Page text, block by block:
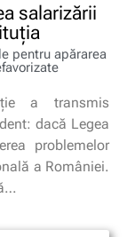
salarizării
pentru apărarea
a transmis
dacă Legea
problemelor
a României.